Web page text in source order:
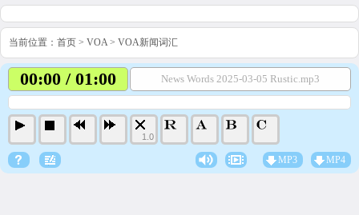
当前位置： 首页 > VOA> VOA新闻词汇
00:00 / 01:00 News Words 2025-03-05 Rustic.mp3
1.0
MP3 MP4